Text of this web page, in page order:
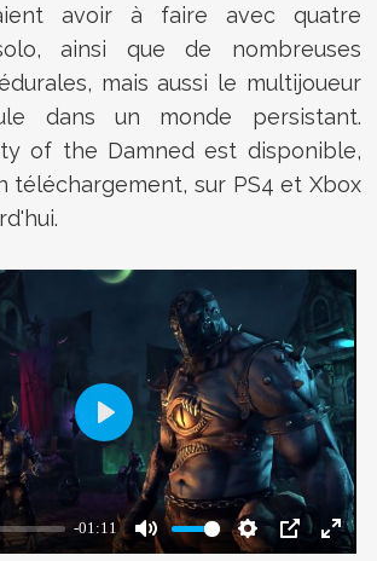
avoir à faire avec quatre
ainsi que de nombreuses
mais aussi le multijoueur
dans un monde persistant.
of the Damned est disponible,
téléchargement, sur PS4 et Xbox